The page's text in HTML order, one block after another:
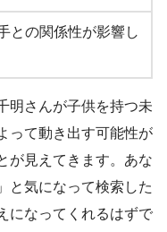
との関係性が影響し
明さんが子供を持つ未
って動き出す可能性が
が見えてきます。あな
と気になって検索した
になってくれるはずで